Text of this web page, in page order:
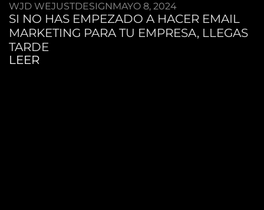
WJD WEJUSTDESIGNMAYO 8, 2024
SI NO HAS EMPEZADO A HACER EMAIL
MARKETING PARA TU EMPRESA, LLEGAS
TARDE
LEER